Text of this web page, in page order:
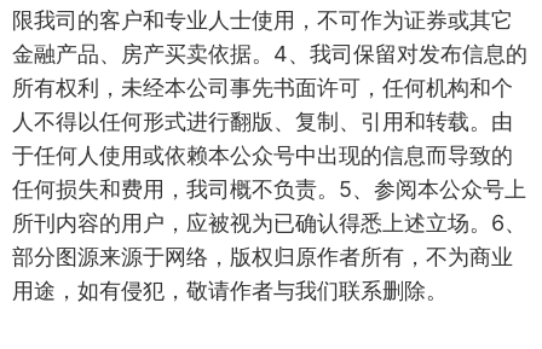
限我司的客户和专业人士使用，不可作为证券或其它
金融产品、房产买卖依据。4、我司保留对发布信息的
所有权利，未经本公司事先书面许可，任何机构和个
人不得以任何形式进行翻版、复制、引用和转载。由
于任何人使用或依赖本公众号中出现的信息而导致的
任何损失和费用，我司概不负责。5、参阅本公众号上
所刊内容的用户，应被视为已确认得悉上述立场。6、
部分图源来源于网络，版权归原作者所有，不为商业
用途，如有侵犯，敬请作者与我们联系删除。